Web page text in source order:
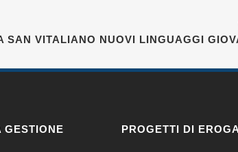
SAN VITALIANO NUOVI LINGUAGGI
GESTIONE
PROGETTI DI